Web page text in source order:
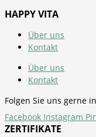
HAPPY VITA
Über uns
Kontakt
Über uns
Kontakt
Folgen Sie uns gerne
Facebook Instagram
ZERTIFIKATE